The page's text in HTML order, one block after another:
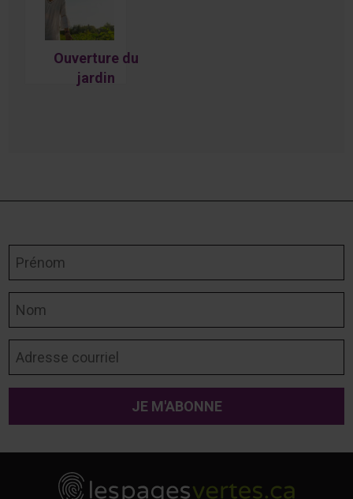
Ouverture du
jardin